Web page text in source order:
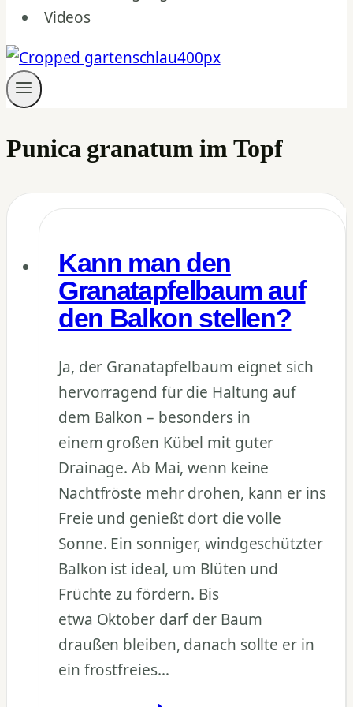
Videos
Punica granatum im Topf
Kann man den
Granatapfelbaum auf
den Balkon stellen?
Ja, der Granatapfelbaum eignet sich
hervorragend für die Haltung auf
dem Balkon – besonders in
einem großen Kübel mit guter
Drainage. Ab Mai, wenn keine
Nachtfröste mehr drohen, kann er ins
Freie und genießt dort die volle
Sonne. Ein sonniger, windgeschützter
Balkon ist ideal, um Blüten und
Früchte zu fördern. Bis
etwa Oktober darf der Baum
draußen bleiben, danach sollte er in
ein frostfreies…